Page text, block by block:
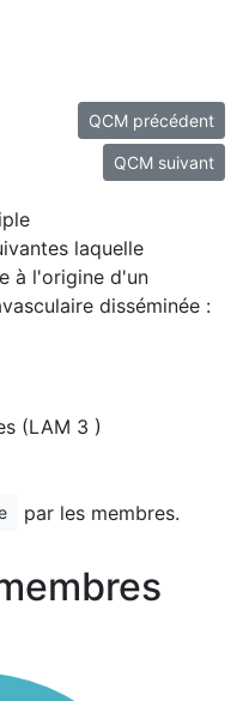
QCM précédent
QCM suivant
laquelle
à l'origine d'un
disséminée :
(LAM 3 )
par les membres.